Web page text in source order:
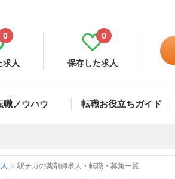
求人
0
保存した求人
0
職ノウハウ 転職お役立ちガイド
駅チカの薬剤師求人・転職・募集一覧